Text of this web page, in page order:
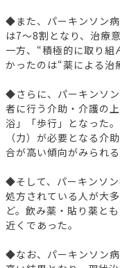
◆また、パーキンソン
は7～8割となり、治療
一方、“積極的に取り組
かったのは“薬による治
◆さらに、パーキンソ
者に行う介助・介護の
浴」「歩行」となった
（力）が必要となる介
合が高い傾向がみられる
◆そして、パーキンソ
処方されている人が大
ど。飲み薬・貼り薬と
近くであった。
◆なお、パーキンソン